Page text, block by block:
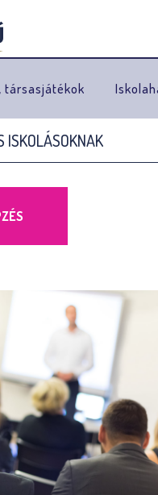
társasjátékok
ISKOLÁSOKNAK